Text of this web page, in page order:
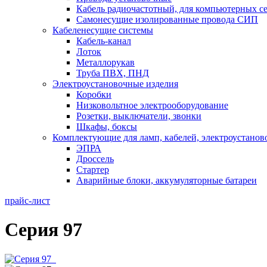
Кабель радиочастотный, для компьютерных
Самонесущие изолированные провода СИП
Кабеленесущие системы
Кабель-канал
Лоток
Металлорукав
Труба ПВХ, ПНД
Электроустановочные изделия
Коробки
Низковольтное электрооборудование
Розетки, выключатели, звонки
Шкафы, боксы
Комплектующие для ламп, кабелей,
ЭПРА
Дроссель
Стартер
Аварийные блоки, аккумуляторные батареи
прайс-лист
Серия 97